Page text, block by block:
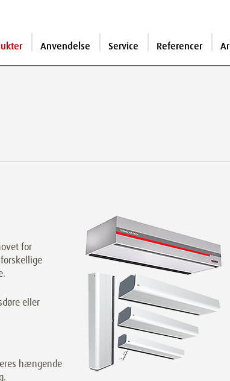
Anvendelse Service Referencer
for
eller
hængende